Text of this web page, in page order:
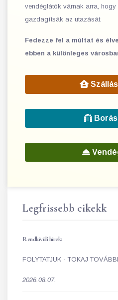
vendéglátók várnak arra,
gazdagítsák az utazását.
Fedezze fel a múltat és
ebben a különleges
Legfrissebb cikekk
Rendkívüli hírek:
FOLYTATJUK - TOKAJ
2026.08.07.